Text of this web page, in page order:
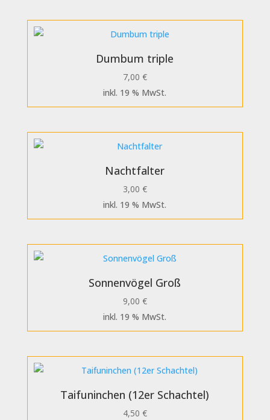
Dumbum triple
7,00 €
inkl. 19 % MwSt.
Nachtfalter
3,00 €
inkl. 19 % MwSt.
Sonnenvögel Groß
9,00 €
inkl. 19 % MwSt.
Taifuninchen (12er Schachtel)
4,50 €